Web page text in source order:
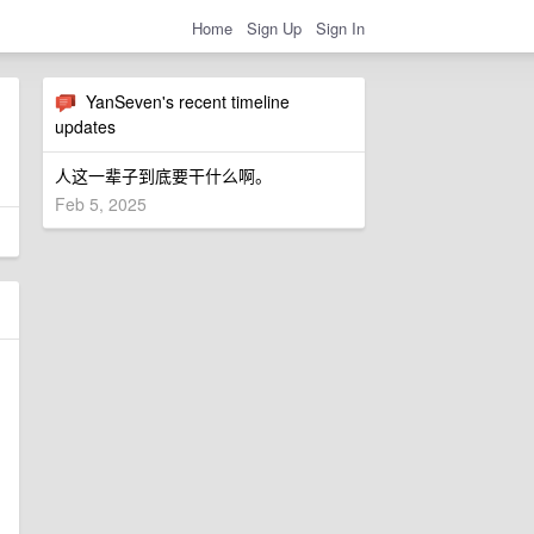
Home Sign Up Sign In
YanSeven's recent timeline
updates
人这一辈子到底要干什么啊。
Feb 5, 2025